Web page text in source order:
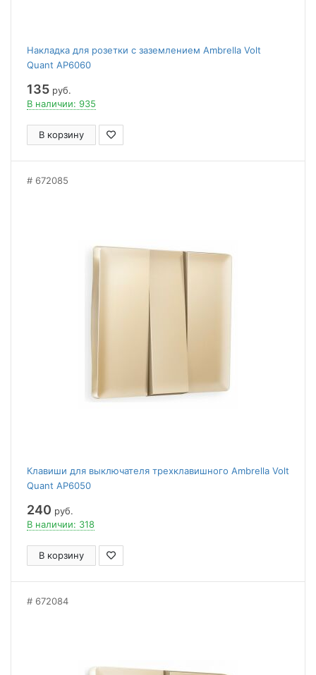
Накладка для розетки с заземлением Ambrella Volt
Quant AP6060
135 руб.
В наличии: 935
В корзину
672085
Клавиши для выключателя трехклавишного Ambrella Volt
Quant AP6050
240 руб.
В наличии: 318
В корзину
672084